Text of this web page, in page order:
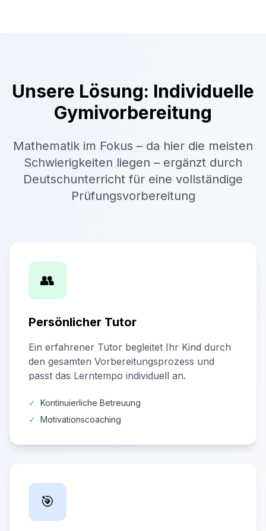
Unsere Lösung: Individuelle
Gymivorbereitung
Mathematik im Fokus – da hier die meisten
Schwierigkeiten liegen – ergänzt durch
Deutschunterricht für eine vollständige
Prüfungsvorbereitung
👥
Persönlicher Tutor
Ein erfahrener Tutor begleitet Ihr Kind durch
den gesamten Vorbereitungsprozess und
passt das Lerntempo individuell an.
✓ Kontinuierliche Betreuung
✓ Motivationscoaching
🎯